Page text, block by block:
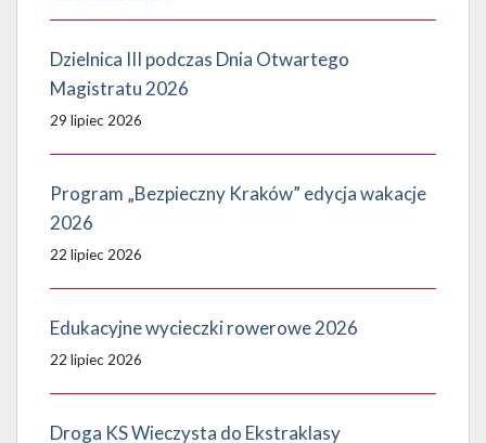
Dzielnica III podczas Dnia Otwartego
Magistratu 2026
29 lipiec 2026
Program „Bezpieczny Kraków” edycja wakacje
2026
22 lipiec 2026
Edukacyjne wycieczki rowerowe 2026
22 lipiec 2026
Droga KS Wieczysta do Ekstraklasy